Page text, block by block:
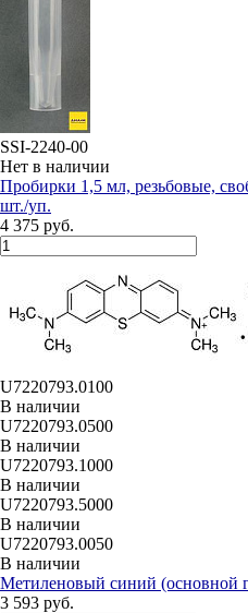
SSI-2240-00
Нет в наличии
Пробирки 1,5 мл, резьбовые,
шт./уп.
4 375 руб.
U7220793.0100
В наличии
U7220793.0500
В наличии
U7220793.1000
В наличии
U7220793.5000
В наличии
U7220793.0050
В наличии
Метиленовый синий (основной
3 593 руб.